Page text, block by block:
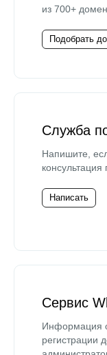
из 700+
Подобрать
Служба
Напишите,
консультация
Написать
Сервис
Информация
регистрации